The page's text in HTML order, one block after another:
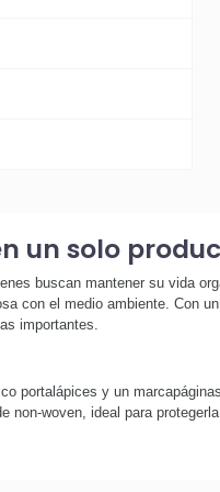
un solo
buscan mantener su vida
con el medio ambiente. Con
importantes.
portalápices y un
woven, ideal para